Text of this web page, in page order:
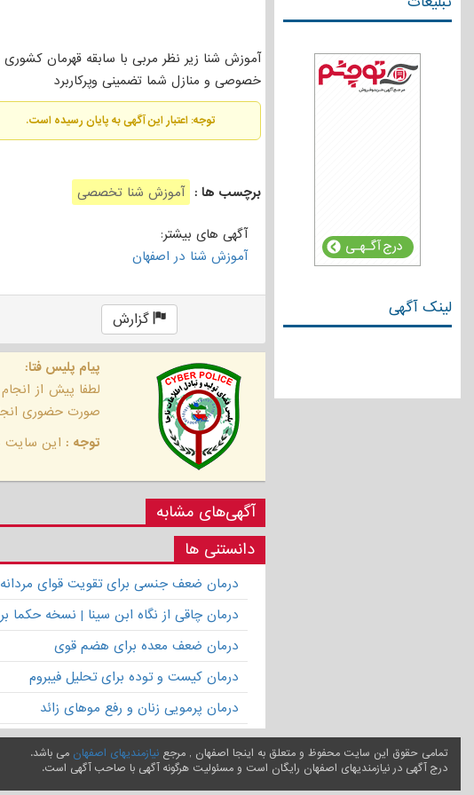
لینک آگهی
خصوصی و منازل شما تضمینی وپرکاربرد
توجه: اعتبار این آگهی به پایان رسیده است.
برچسب ها : آموزش شنا تخصصی
آگهی های بیشتر:
آموزش شنا در اصفهان
گزارش
پیام پلیس فتا:
لطفا پیش از
صورت حضوری
توجه : این سایت
آگهی‌های مشابه
دانستنی ها
درمان ضعف جنسی برای تقویت قوای مردانه
درمان چاقی از نگاه ابن سینا | نسخه
درمان ضعف معده برای هضم قوی
درمان کیست و توده برای تحلیل فیبروم
درمان پرمویی زنان و رفع موهای زائد
تمامی حقوق این سایت محفوظ و متعلق به اینجا اصفهان , مرجع نیازمندیهای اصفهان می باشد.
درج آگهی در نیازمندیهای اصفهان رایگان است و مسئولیت هرگونه آگهی با صاحب آگهی است.